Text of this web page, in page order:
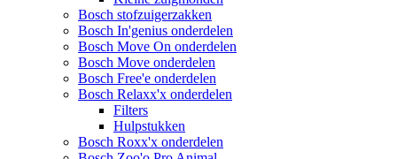
Bosch stofzuigerzakken
Bosch In'genius onderdelen
Bosch Move On onderdelen
Bosch Move onderdelen
Bosch Free'e onderdelen
Bosch Relaxx'x onderdelen
Filters
Hulpstukken
Bosch Roxx'x onderdelen